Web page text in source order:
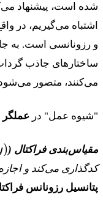
شده است، پیشنهاد
اشتباه می‌گیریم، در
ساختارهای جاذب
می‌کنند، متصور
"شیوه عمل" در عملگر FRC
مقیاس‌بندی فراکتال (
F(x,y)
)
کدگذاری می‌کند و
پتانسیل رزونانس